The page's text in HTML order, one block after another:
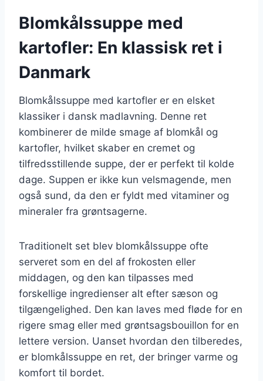
Blomkålssuppe med
kartofler: En klassisk ret i
Danmark
Blomkålssuppe med kartofler er en elsket
klassiker i dansk madlavning. Denne ret
kombinerer de milde smage af blomkål og
kartofler, hvilket skaber en cremet og
tilfredsstillende suppe, der er perfekt til kolde
dage. Suppen er ikke kun velsmagende, men
også sund, da den er fyldt med vitaminer og
mineraler fra grøntsagerne.
Traditionelt set blev blomkålssuppe ofte
serveret som en del af frokosten eller
middagen, og den kan tilpasses med
forskellige ingredienser alt efter sæson og
tilgængelighed. Den kan laves med fløde for en
rigere smag eller med grøntsagsbouillon for en
lettere version. Uanset hvordan den tilberedes,
er blomkålssuppe en ret, der bringer varme og
komfort til bordet.